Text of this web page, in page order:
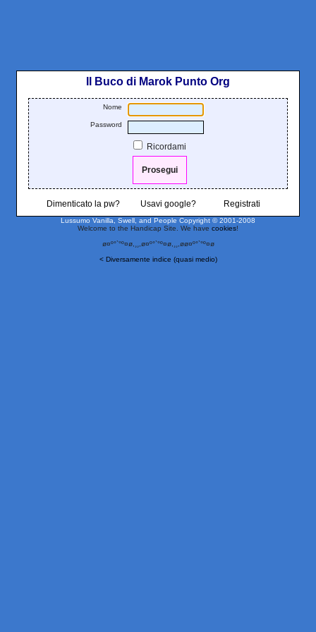
Il Buco di Marok Punto Org
Nome
Password
Ricordami
Dimenticato la pw? Usavi google? Registrati
Lussumo Vanilla, Swell, and People Copyright © 2001-2008
Welcome to the Handicap Site. We have cookies!
ø¤º°`°º¤ø,¸¸,ø¤º°`°º¤ø,¸¸,øø¤º°`°º¤ø
< Diversamente indice (quasi medio)